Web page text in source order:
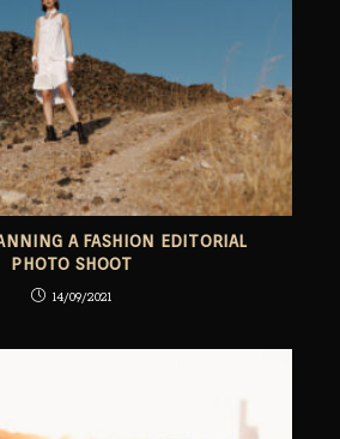
A FASHION EDITORIAL
PHOTO SHOOT
14/09/2021